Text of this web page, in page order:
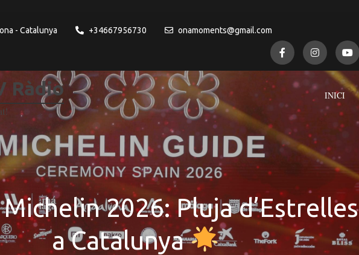
- Catalunya +34667956730 onamoments@gmail.com
Ràdio INICI
2026: Pluja d’Estrelles
a Catalunya